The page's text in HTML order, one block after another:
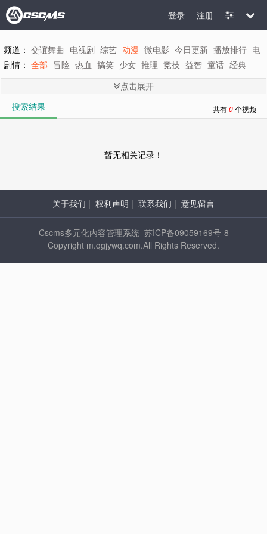
注册
登录
频道： 交谊舞曲 电视剧 综艺 动漫 微电影 今日更新 播放排行 电
剧情： 全部 冒险 热血 搞笑 少女 推理 竞技 益智 童话 经典
地区： 全部 内地 香港 台湾 韩国 泰国 日本 美国 英国 新加坡
年代： 全部 2015 2014 2013 2012 2011 2010 2009 2008 2007
字母： 全部 P Q R S
点击展开
搜索结果
共有0个视频
暂无相关记录！
关于我们 | 权利声明 | 联系我们 | 意见留言
Cscms多元化内容管理系统 苏ICP备09059169号-8
Copyright m.qgjywq.com.All Rights Reserved.